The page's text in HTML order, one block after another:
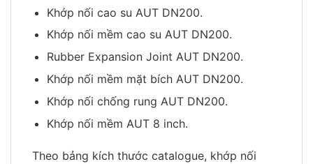
Khớp nối cao su AUT DN200.
Khớp nối mềm cao su AUT DN200.
Rubber Expansion Joint AUT DN200.
Khớp nối mềm mặt bích AUT DN200.
Khớp nối chống rung AUT DN200.
Khớp nối mềm AUT 8 inch.
Theo bảng kích thước catalogue, khớp nối